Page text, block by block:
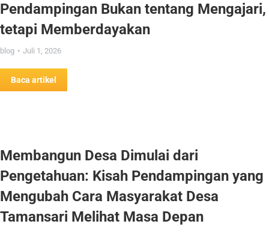
Pendampingan Bukan tentang Mengajari,
tetapi Memberdayakan
blog Juli 1, 2026
Baca artikel
Membangun Desa Dimulai dari
Pengetahuan: Kisah Pendampingan yang
Mengubah Cara Masyarakat Desa
Tamansari Melihat Masa Depan